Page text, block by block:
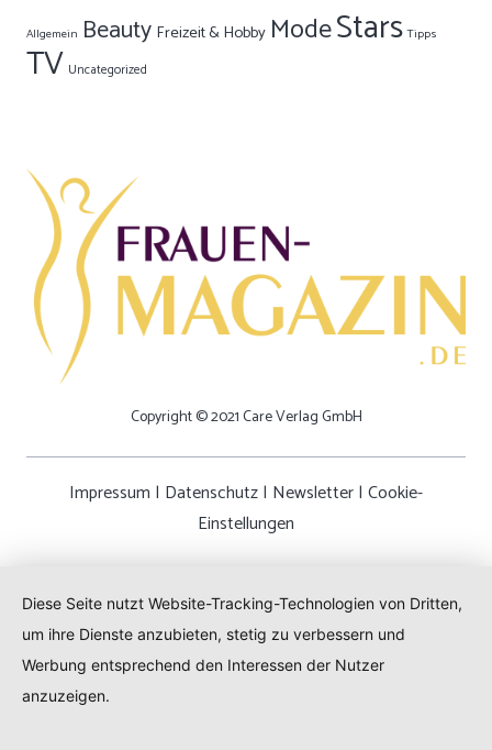
Allgemein Beauty Freizeit & Hobby ModeStars Tipps
TV Uncategorized
Copyright © 2021 Care Verlag GmbH
Impressum | Datenschutz| Newsletter| Cookie-
Einstellungen
Diese Seite nutzt Website-Tracking-Technologien von Dritten,
um ihre Dienste anzubieten, stetig zu verbessern und
Werbung entsprechend den Interessen der Nutzer
anzuzeigen.